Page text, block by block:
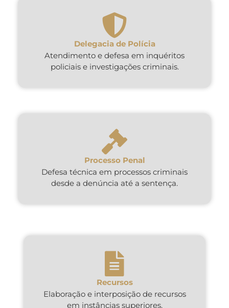
Delegacia de Polícia
Atendimento e defesa em inquéritos
policiais e investigações criminais.
Processo Penal
Defesa técnica em processos criminais
desde a denúncia até a sentença.
Recursos
Elaboração e interposição de recursos
em instâncias superiores.